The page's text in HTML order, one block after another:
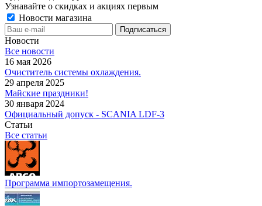
Узнавайте о скидках и акциях первым
Новости магазина
Новости
Все новости
16 мая 2026
Очиститель системы охлаждения.
29 апреля 2025
Майские праздники!
30 января 2024
Официальный допуск - SCANIA LDF-3
Статьи
Все статьи
Программа импортозамещения.